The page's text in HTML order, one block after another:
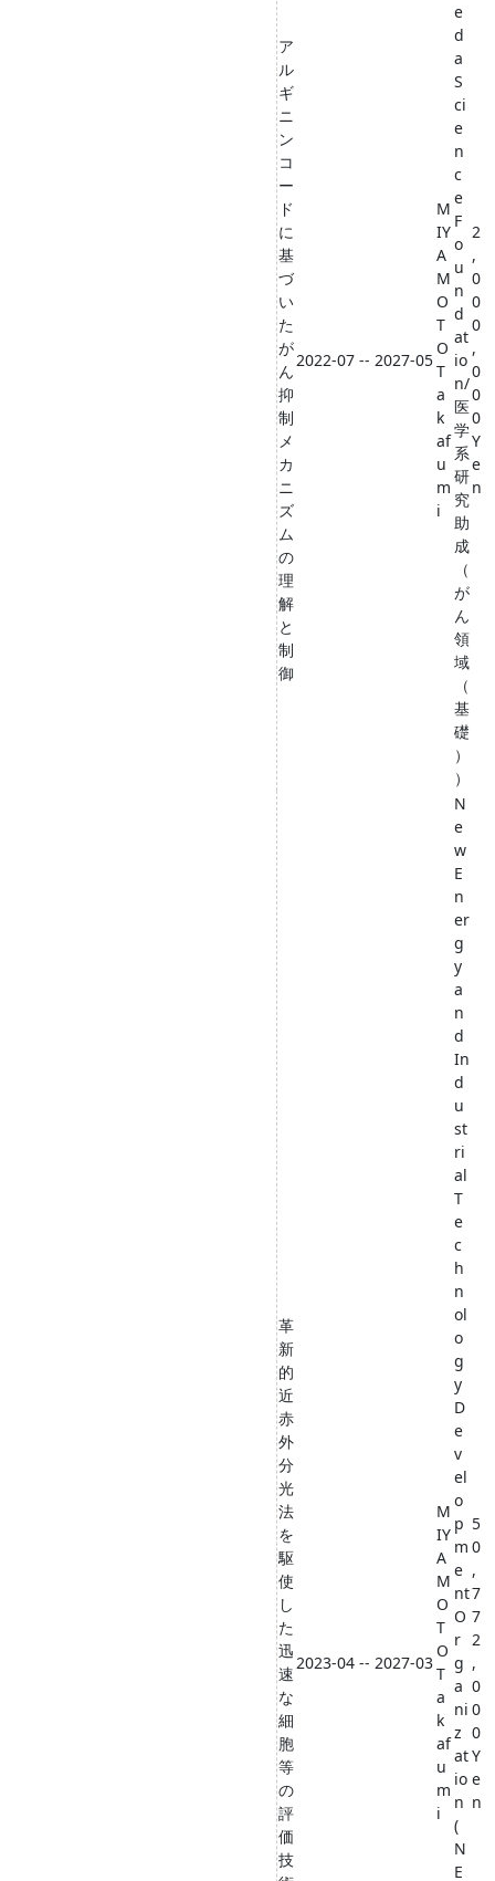
ア
ル
ギ
ニ
ン
コ
ー
ド
に
基
づ
い
た
が
ん
抑
制
メ
カ
ニ
ズ
ム
の
理
解
と
制
御
2022-07 -- 2027-05
M
IY
A
M
O
T
O
T
a
k
af
u
m
i
e
d
a
S
ci
e
n
c
e
F
o
u
n
d
at
io
n/
医
学
系
研
究
助
成
（
が
ん
領
域
（
基
礎
）
）
2
,
0
0
0
,
0
0
0
Y
e
n
革
新
的
近
赤
外
分
光
法
を
駆
使
し
た
迅
速
な
細
胞
等
の
評
価
技
2023-04 -- 2027-03
M
IY
A
M
O
T
O
T
a
k
af
u
m
i
N
e
w
E
n
er
g
y
a
n
d
In
d
u
st
ri
al
T
e
c
h
n
ol
o
g
y
D
e
v
el
o
p
m
e
nt
O
r
g
a
ni
z
at
io
n
(
N
E
5
0
,
7
7
2
,
0
0
0
Y
e
n